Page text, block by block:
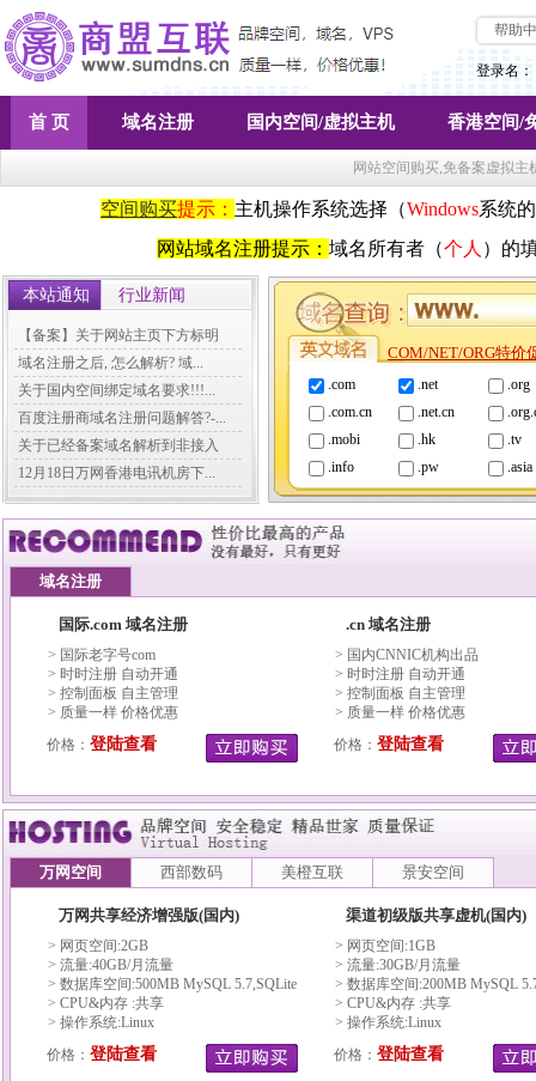
帮助
登录名：
首 页 域名注册 国内空间/虚拟主机 香港空间/
网站空间购买,免备案虚拟
空间购买提示： 主机操作系统选择（Windows系统
网站域名注册提示： 域名所有者（个人 ）的
本站通知 行业新闻
【备案】关于网站主页下方标明
备...
域名注册之后, 怎么解析? 域...
关于国内空间绑定域名要求!!!...
百度注册商域名注册问题解答?-...
关于已经备案域名解析到非接入
商...
12月18日万网香港电讯机房下...
COM/NET/ORG特
.com .net
.org
.com.cn
.net.cn
.mobi
.hk
.tv
.info
.pw .asia
域名注册
国际.com 域名注册
> 国际老字号com
> 时时注册 自动开通
> 控制面板 自主管理
> 质量一样 价格优惠
价格： 登陆查看
.cn 域名注册
> 国内CNNIC机构出品
> 时时注册 自动开通
> 控制面板 自主管理
> 质量一样 价格优惠
价格： 登陆查看
万网空间 西部数码 美橙互联 景安空间
万网共享经济增强版(国内)
> 网页空间:2GB
> 流量:40GB/月流量
> 数据库空间:500MB MySQL 5.7,SQLite
> CPU&内存 :共享
> 操作系统:Linux
价格： 登陆查看
渠道初级版共享虚机(国内)
> 网页空间:1GB
> 流量:30GB/月流量
> 数据库空间:200MB MySQL
> CPU&内存 :共享
> 操作系统:Linux
价格： 登陆查看